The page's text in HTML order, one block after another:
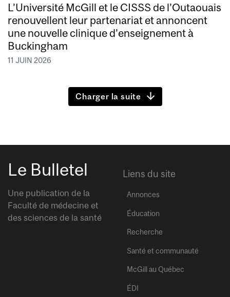
L’Université McGill et le CISSS de l’Outaouais
renouvellent leur partenariat et annoncent
une nouvelle clinique d’enseignement à
Buckingham
11 JUIN 2026
Charger la suite
Le Bulletel
Une publication de la
Faculté de médecine et
des sciences de la santé
Liens du site
Annonces
Éducation
Recherche
Santé et communauté
McGill au Québec
ÉDI